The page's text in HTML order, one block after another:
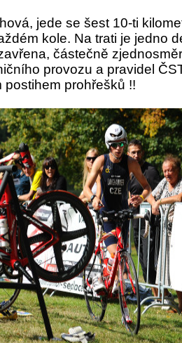
jede se šest 10-ti
kole. Na trati je jedno
částečně
provozu a pravidel
prohřešků !!